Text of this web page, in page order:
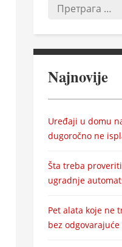
Najnovije
Uređaji u domu
dugoročno ne
Šta treba
ugradnje
Pet alata koje ne
bez